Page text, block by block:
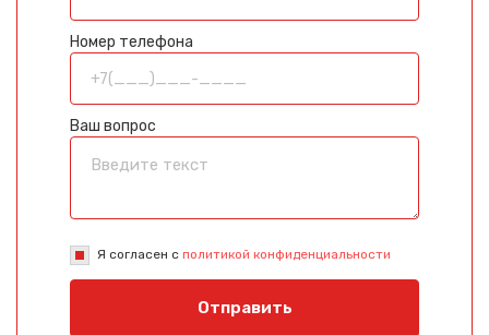
Номер телефона
Ваш вопрос
Я согласен с политикой конфиденциальности
Отправить